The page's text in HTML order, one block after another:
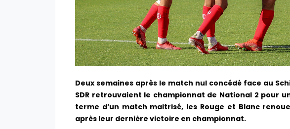
Deux semaines après le match nul concédé face au
SDR retrouvaient le championnat de National 2 pour
terme d’un match maitrisé, les Rouge et Blanc
après leur dernière victoire en championnat.